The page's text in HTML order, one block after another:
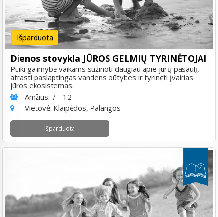
Išparduota
Dienos stovykla JŪROS GELMIŲ TYRINĖTOJAI
Puiki galimybė vaikams sužinoti daugiau apie jūrų pasaulį,
atrasti paslaptingas vandens būtybes ir tyrinėti įvairias
jūros ekosistemas.
Amžius: 7 - 12
Vietovė: Klaipėdos, Palangos
Išparduota